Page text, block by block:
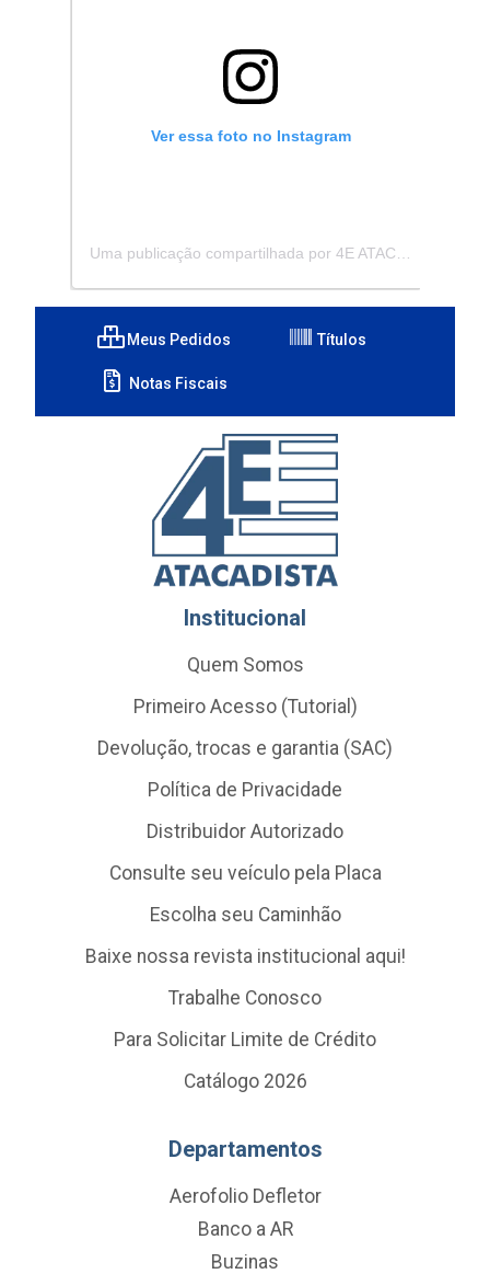
Ver essa foto no Instagram
Meus Pedidos Títulos
Notas Fiscais
Institucional
Quem Somos
Primeiro Acesso (Tutorial)
Devolução, trocas e garantia (SAC)
Política de Privacidade
Distribuidor Autorizado
Consulte seu veículo pela Placa
Escolha seu Caminhão
Baixe nossa revista institucional aqui!
Trabalhe Conosco
Para Solicitar Limite de Crédito
Catálogo 2026
Departamentos
Aerofolio Defletor
Banco a AR
Buzinas